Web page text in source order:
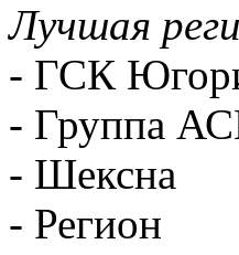
Лучшая
- ГСК
- Группа
- Шексна
- Регион